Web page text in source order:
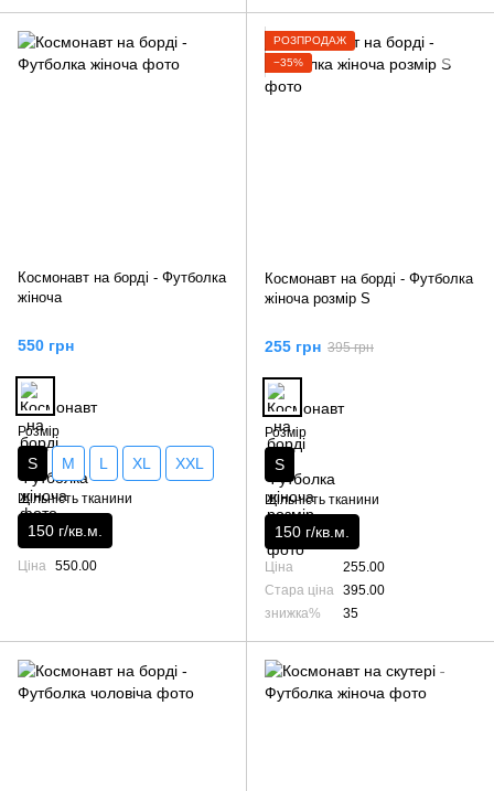
Космонавт на борді - Футболка
жіноча
550 грн
Розмір
S M L XL XXL
Щільність тканини
150 г/кв.м.
Ціна 550.00
РОЗПРОДАЖ
−35%
Космонавт на борді - Футболка
жіноча розмір S
255 грн 395 грн
Розмір
S
Щільність тканини
150 г/кв.м.
Ціна
255.00
Стара ціна
395.00
знижка%
35